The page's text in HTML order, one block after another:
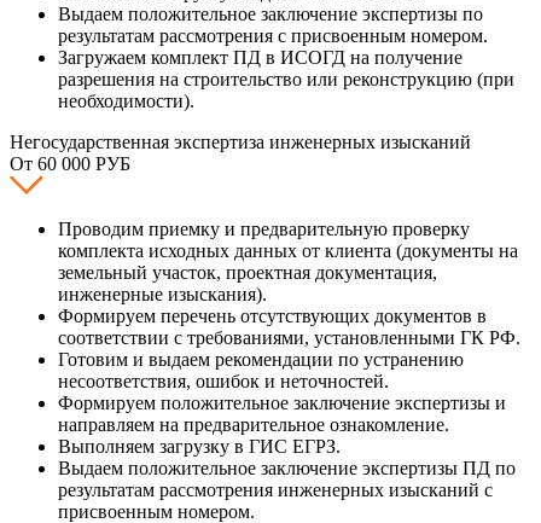
Выдаем положительное заключение экспертизы по
результатам рассмотрения с присвоенным номером.
Загружаем комплект ПД в ИСОГД на получение
разрешения на строительство или реконструкцию (при
необходимости).
Негосударственная экспертиза инженерных изысканий
От 60 000 РУБ
Проводим приемку и предварительную проверку
комплекта исходных данных от клиента (документы на
земельный участок, проектная документация,
инженерные изыскания).
Формируем перечень отсутствующих документов в
соответствии с требованиями, установленными ГК РФ.
Готовим и выдаем рекомендации по устранению
несоответствия, ошибок и неточностей.
Формируем положительное заключение экспертизы и
направляем на предварительное ознакомление.
Выполняем загрузку в ГИС ЕГРЗ.
Выдаем положительное заключение экспертизы ПД по
результатам рассмотрения инженерных изысканий с
присвоенным номером.